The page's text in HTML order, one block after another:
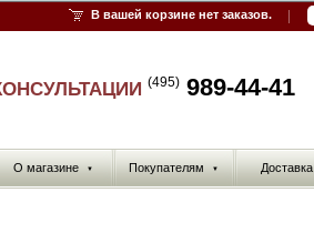
В вашей корзине нет заказов.
(495) 989-44-41
О магазине ▼ Покупателям ▼ Доставка